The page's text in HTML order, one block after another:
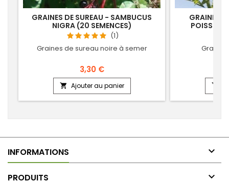
GRAINES DE SUREAU - SAMBUCUS
NIGRA (20 SEMENCES)
(1)
Graines de sureau noire à semer
3,30 €
 Ajouter au panier
GRAINES
POISSON

INFORMATIONS 
PRODUITS 